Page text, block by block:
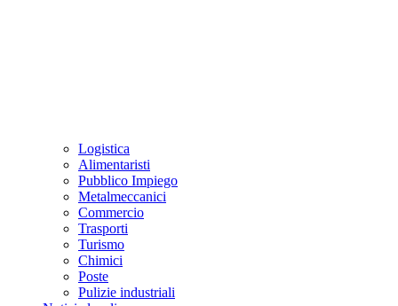
Logistica
Alimentaristi
Pubblico Impiego
Metalmeccanici
Commercio
Trasporti
Turismo
Chimici
Poste
Pulizie industriali